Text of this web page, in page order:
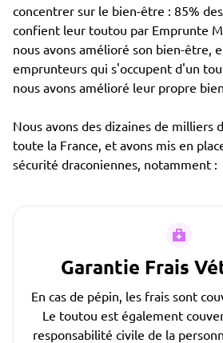
concentrer sur le bien-être : 85%
confient leur toutou par Emprunte
nous avons amélioré son bien-être,
emprunteurs qui s'occupent d'un
nous avons amélioré leur propre
Nous avons des dizaines de milliers
toute la France, et avons mis en
sécurité draconiennes, notamment :
Garantie Frais
En cas de pépin, les frais sont
Le toutou est également
responsabilité civile de la